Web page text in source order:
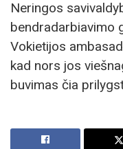
Neringos
bendradarbiavimo
Vokietijos
kad nors jos
buvimas čia